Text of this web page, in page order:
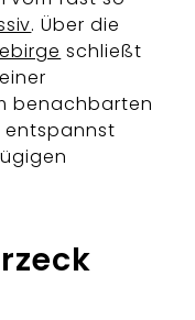
. Über die
schließt
benachbarten
entspannst